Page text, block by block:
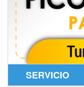
SERVICIO